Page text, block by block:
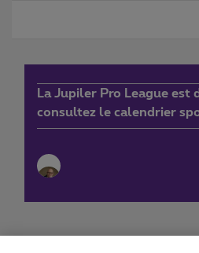
La Jupiler Pro League est
consultez le calendrier